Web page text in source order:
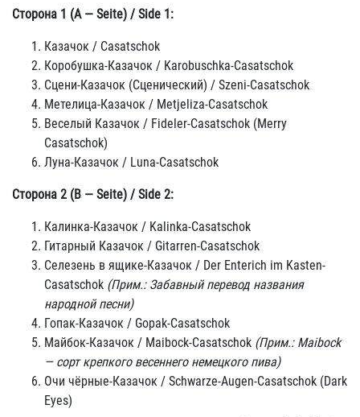
Сторона 1 (A — Seite) / Side 1:
Казачок / Casatschok
Коробушка-Казачок / Karobuschka-Casatschok
Сцени-Казачок (Сценический) / Szeni-Casatschok
Метелица-Казачок / Metjeliza-Casatschok
Веселый Казачок / Fideler-Casatschok (Merry
Casatschok)
Луна-Казачок / Luna-Casatschok
Сторона 2 (B — Seite) / Side 2:
Калинка-Казачок / Kalinka-Casatschok
Гитарный Казачок / Gitarren-Casatschok
Селезень в ящике-Казачок / Der Enterich im Kasten-
Casatschok (Прим.: Забавный перевод названия
народной песни)
Гопак-Казачок / Gopak-Casatschok
Майбок-Казачок / Maibock-Casatschok (Прим.: Maibock
— сорт крепкого весеннего немецкого пива)
Очи чёрные-Казачок / Schwarze-Augen-Casatschok (Dark
Eyes)